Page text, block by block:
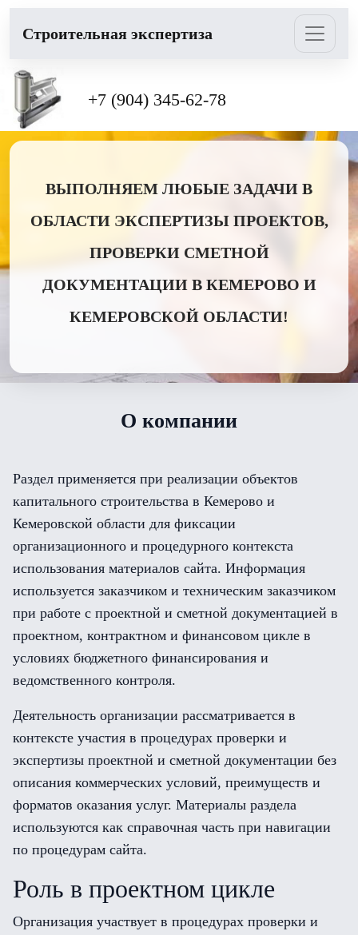
Cтроительная экспертиза
+7 (904) 345-62-78
ВЫПОЛНЯЕМ ЛЮБЫЕ ЗАДАЧИ В
ОБЛАСТИ ЭКСПЕРТИЗЫ ПРОЕКТОВ,
ПРОВЕРКИ СМЕТНОЙ
ДОКУМЕНТАЦИИ В КЕМЕРОВО И
КЕМЕРОВСКОЙ ОБЛАСТИ!
О компании
Раздел применяется при реализации объектов
капитального строительства в Кемерово и
Кемеровской области для фиксации
организационного и процедурного контекста
использования материалов сайта. Информация
используется заказчиком и техническим заказчиком
при работе с проектной и сметной документацией в
проектном, контрактном и финансовом цикле в
условиях бюджетного финансирования и
ведомственного контроля.
Деятельность организации рассматривается в
контексте участия в процедурах проверки и
экспертизы проектной и сметной документации без
описания коммерческих условий, преимуществ и
форматов оказания услуг. Материалы раздела
используются как справочная часть при навигации
по процедурам сайта.
Роль в проектном цикле
Организация участвует в процедурах проверки и